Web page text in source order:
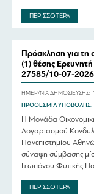
Φιλολογίας, για τις
Τμήματος
Σχολής Επιστημών
ΠΕΡΙΣΣΟΤΕΡΑ
Πρόσκληση για τη
(1) θέσης
27585/10-07-
ΗΜΕΡ/ΝΙΑ ΔΗΜΟΣΙΕΥΣΗΣ:
ΠΡΟΘΕΣΜΙΑ ΥΠΟΒΟΛΗΣ:
Η Μονάδα
Λογαριασμού
Πανεπιστημίου
σύναψη σύμβασης
Γεωπόνου Φυτικής
Sustainable Eco-
ΠΕΡΙΣΣΟΤΕΡΑ